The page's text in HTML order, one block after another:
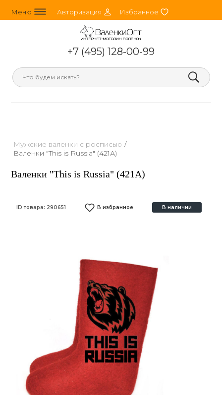
Меню line_horizontal_3 Авторизация person_round Избранное heart
+7 (495) 128-00-99
search
Мужские валенки с росписью /
Валенки "This is Russia" (421А)
Валенки "This is Russia" (421А)
ID товара: 290651 В избранное В наличии